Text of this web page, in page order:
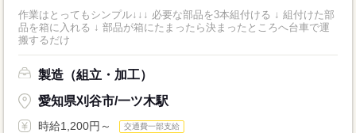
作業はとってもシンプル↓↓↓ 必要な部品を3本組付ける ↓ 組付けた部
品を箱に入れる ↓ 部品が箱にたまったら決まったところへ台車で運
搬するだけ
製造（組立・加工）
愛知県刈谷市/一ツ木駅
時給1,200円～ 交通費一部支給